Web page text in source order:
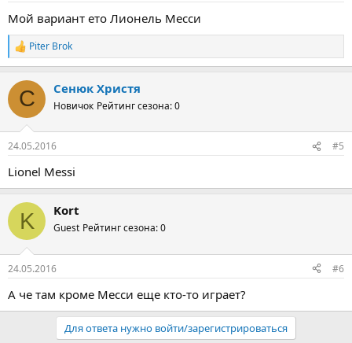
Мой вариант ето Лионель Месси
Р
е
к
и
Piter Brok
С Сенюк Христя
Новичок Рейтинг сезона: 0
24.05.2016 #5
Lionel Messi
K Kort
Guest Рейтинг сезона: 0
24.05.2016 #6
А че там кроме Месси еще кто-то играет?
Для ответа нужно войти/зарегистрироваться